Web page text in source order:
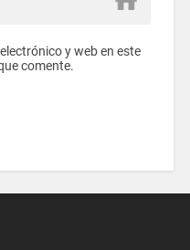
y web en este
comente.